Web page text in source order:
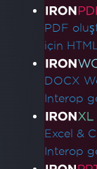
Ürün
PDF
için
DOCX
Interop
Excel &
Interop